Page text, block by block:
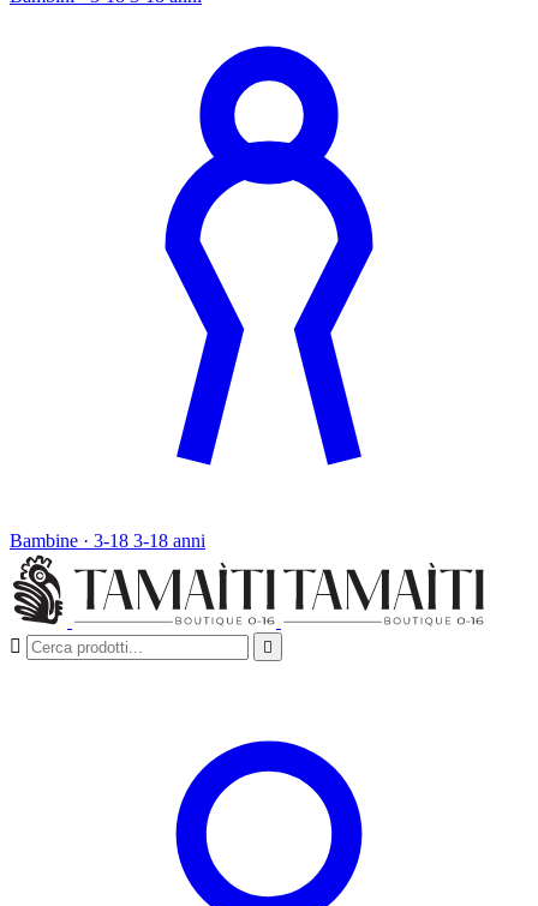
Bambine · 3-18 3-18 anni
 